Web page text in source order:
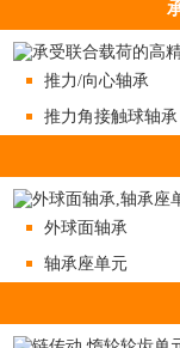
推力/向心轴承
推力角接触球轴承
外球面轴承
轴承座单元